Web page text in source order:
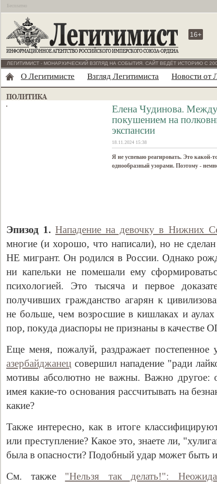
Бесплатно
16+
ЛЕГИТИМИСТ - МОНАРХИЧЕСКИЙ ВЗГЛЯД НА СОБЫТИЯ. САЙТ ВЕДЁТ ИСТОРИЮ С
О Легитимисте Взгляд Легитимиста Новости от
Елена Чудинова.
покушением на
экспансии
18.11.2024 15:38
Я не успеваю реагировать. Это какой-
однообразный узорами. Поэтому -
Эпизод 1. Нападение на девочку в Нижних
многие (и хорошо, что написали), но не
НЕ мигрант. Он родился в России. Однако
ни капельки не помешали ему
психологией. Это тысяча и первое
получивших гражданство агарян к
не больше, чем возросшие в кишлаках и
пор, покуда диаспоры не признаны в качестве
Еще меня, пожалуй, раздражает
азербайджанец совершил нападение "ради
мотивы абсолютно не важны. Важно другое:
имея какие-то основания рассчитывать на
какие?
Также интересно, как в итоге
или преступление? Какое это, знаете ли,
была в опасности? Подобный удар может быть
См. также "Нельзя так делать!":